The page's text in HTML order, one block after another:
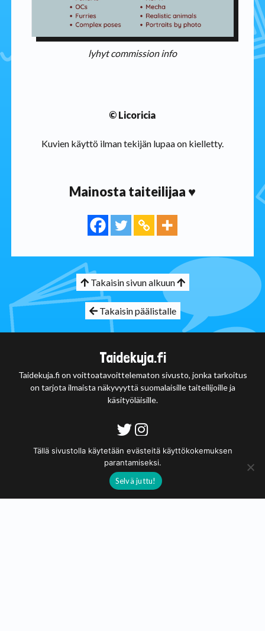
lyhyt commission info
© Licoricia
Kuvien käyttö ilman tekijän lupaa on kielletty.
Mainosta taiteilijaa ♥
Takaisin sivun alkuun
Takaisin päälistalle
Taidekuja.fi
Taidekuja.fi on voittoatavoittelematon sivusto, jonka tarkoitus
on tarjota ilmaista näkyvyyttä suomalaisille taiteilijoille ja
käsityöläisille.
Tietosuojaseloste
© 2020 - 2026
Tällä sivustolla käytetään evästeitä käyttökokemuksen
parantamiseksi.
Selvä juttu!